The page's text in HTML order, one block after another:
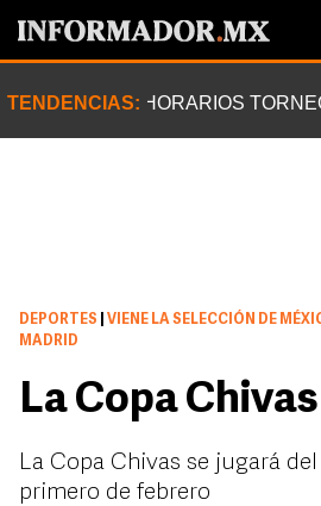
TENDENCIAS: HORARIOS
DEPORTES
VIENE LA SELECCIÓN DE
MADRID
La Copa
La Copa Chivas se jugará
primero de febrero